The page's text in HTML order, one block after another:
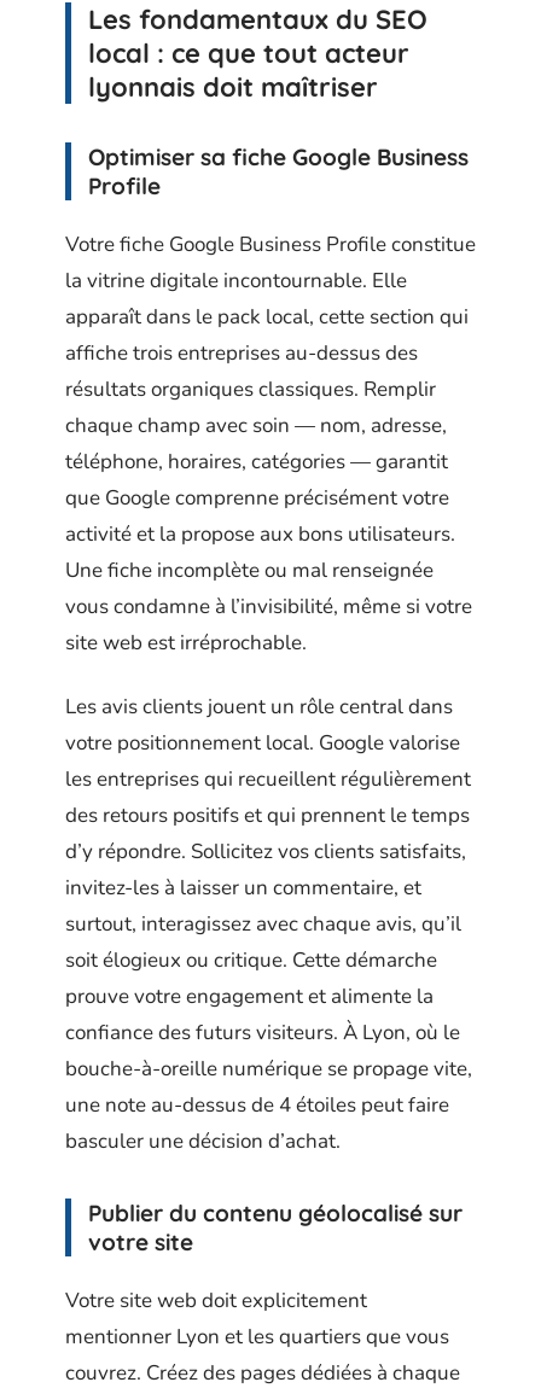
Les fondamentaux du SEO
local : ce que tout acteur
lyonnais doit maîtriser
Optimiser sa fiche Google Business
Profile
Votre fiche Google Business Profile constitue
la vitrine digitale incontournable. Elle
apparaît dans le pack local, cette section qui
affiche trois entreprises au-dessus des
résultats organiques classiques. Remplir
chaque champ avec soin — nom, adresse,
téléphone, horaires, catégories — garantit
que Google comprenne précisément votre
activité et la propose aux bons utilisateurs.
Une fiche incomplète ou mal renseignée
vous condamne à l’invisibilité, même si votre
site web est irréprochable.
Les avis clients jouent un rôle central dans
votre positionnement local. Google valorise
les entreprises qui recueillent régulièrement
des retours positifs et qui prennent le temps
d’y répondre. Sollicitez vos clients satisfaits,
invitez-les à laisser un commentaire, et
surtout, interagissez avec chaque avis, qu’il
soit élogieux ou critique. Cette démarche
prouve votre engagement et alimente la
confiance des futurs visiteurs. À Lyon, où le
bouche-à-oreille numérique se propage vite,
une note au-dessus de 4 étoiles peut faire
basculer une décision d’achat.
Publier du contenu géolocalisé sur
votre site
Votre site web doit explicitement
mentionner Lyon et les quartiers que vous
couvrez. Créez des pages dédiées à chaque